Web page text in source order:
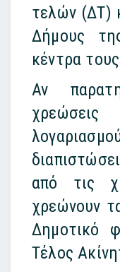
τελών (ΔΤ)
Δήμους
κέντρα
Αν
από τις
χρεώνουν
Δημοτικό
Τέλος